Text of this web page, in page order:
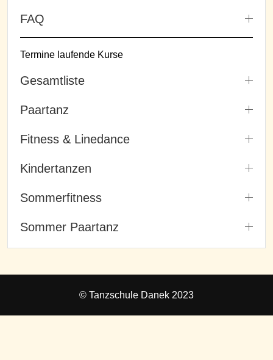
FAQ
Termine laufende Kurse
Gesamtliste
Paartanz
Fitness & Linedance
Kindertanzen
Sommerfitness
Sommer Paartanz
© Tanzschule Danek 2023